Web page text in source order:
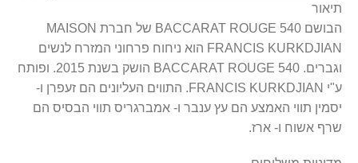
תיאור
הבושם BACCARAT ROUGE 540 של חברת MAISON
FRANCIS KURKDJIAN הוא ניחוח פרחוני המזרח לנשים
וגברים. BACCARAT ROUGE 540 הושק בשנת 2015. ופותח
ע"י FRANCIS KURKDJIAN. התווים העליונים הם זעפרן ו-
יסמין תווי האמצע הם עץ ענבר ו- אמברגריס תווי הבסיס הם
שרף אשוח ו- ארז.​